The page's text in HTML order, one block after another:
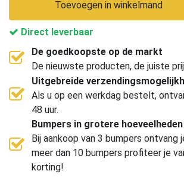
Toevoegen in winkelmand
Direct leverbaar
De goedkoopste op de markt
De nieuwste producten, de juiste
Uitgebreide
Als u op een werkdag bestelt,
48 uur.
Bumpers in grotere
Bij aankoop van 3 bumpers ontvang
meer dan 10 bumpers profiteer je
korting!